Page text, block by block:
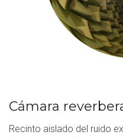
Cámara
Recinto aislado del ruido